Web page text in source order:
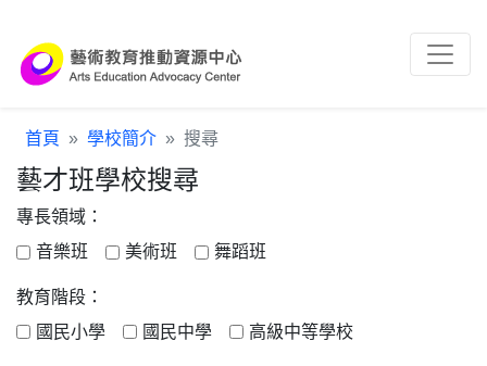
首頁 學校簡介 搜尋
藝才班學校搜尋
專長領域：
音樂班
美術班 舞蹈班
教育階段：
國民小學
國民中學 高級中等學校